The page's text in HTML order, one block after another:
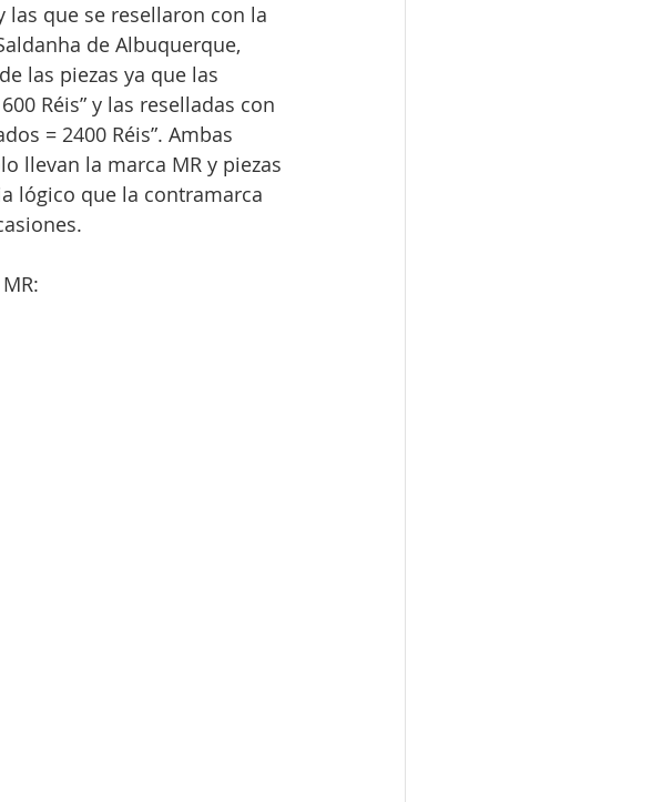
las que se resellaron con la
de Albuquerque,
las piezas ya que las
Réis” y las reselladas con
= 2400 Réis”. Ambas
llevan la marca MR y piezas
lógico que la contramarca